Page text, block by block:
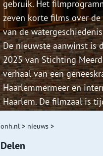
gebruik. Het
zeven korte films over
van de
De nieuwste aanwinst is
2025 van Stichting
verhaal van een
Haarlemmermeer en
Haarlem. De filmzaal is
december en 2 januari en
dagen per week.
onh.nl > nieuws >
Delen